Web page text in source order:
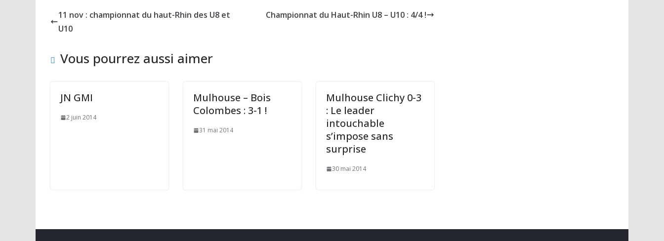
b
k
d l g
11 nov : championnat du haut-Rhin des U8 et
U10
Championnat du Haut-Rhin U8 – U10 : 4/4 !
Vous pourrez aussi aimer
JN GMI
2 juin 2014
Mulhouse – Bois
Colombes : 3-1 !
31 mai 2014
Mulhouse Clichy 0-3
: Le leader
intouchable
s’impose sans
surprise
30 mai 2014